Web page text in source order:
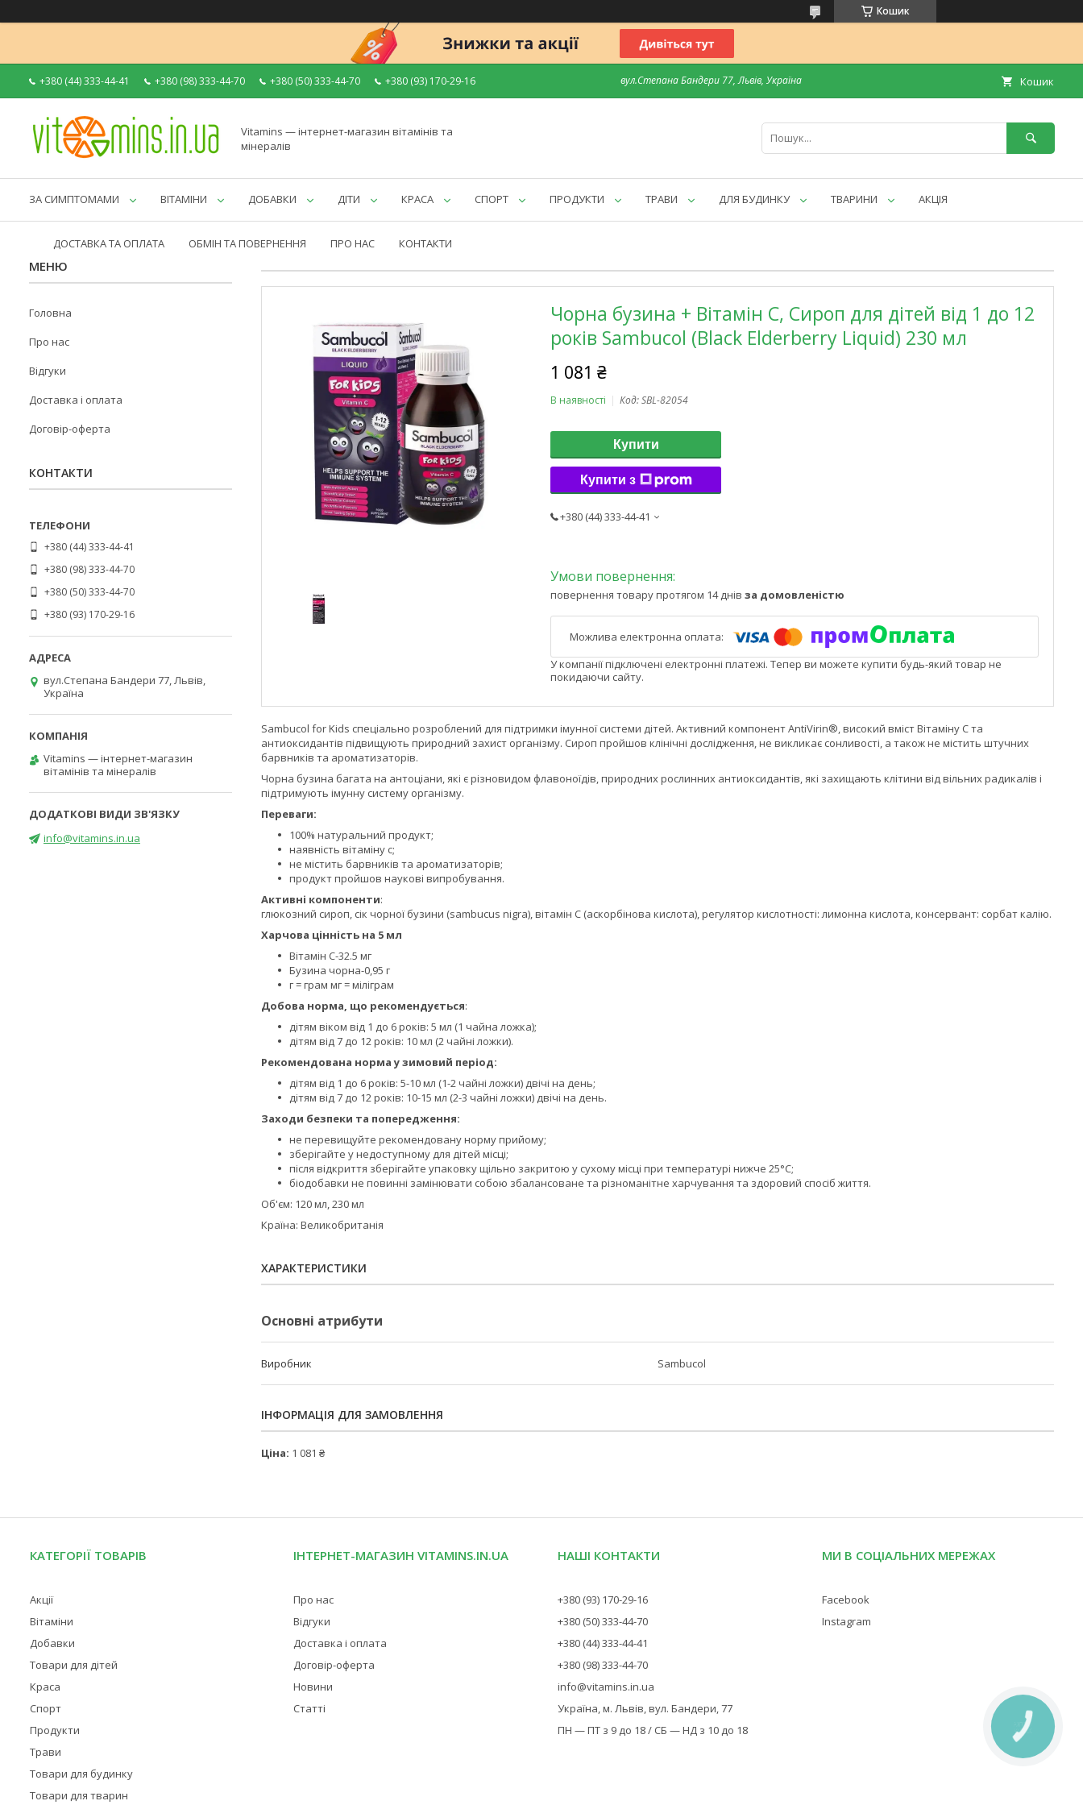
Кошик
+380 (44) 333-44-41 +380 (98) 333-44-70 +380 (50) 333-44-70 +380 (93) 170-29-16 вул.Степана Бандери 77, Львів, Україна Кошик
Vitamins — інтернет-магазин вітамінів та
мінералів
ЗА СИМПТОМАМИ ВІТАМІНИ ДОБАВКИ ДІТИ КРАСА СПОРТ ПРОДУКТИ ТРАВИ ДЛЯ БУДИНКУ ТВАРИНИ АКЦІЯ
ДОСТАВКА ТА ОПЛАТА ОБМІН ТА ПОВЕРНЕННЯ ПРО НАС КОНТАКТИ
Чорна бузина + Вітамін С, Сироп для дітей від 1 до 12
років Sambucol (Black Elderberry Liquid) 230 мл
1 081 ₴
В наявності Код:SBL-82054
Купити
Купити з
+380 (44) 333-44-41
повернення товару протягом 14 днів за домовленістю
У компанії підключені електронні платежі. Тепер ви можете купити будь-який товар не
покидаючи сайту.
Sambucol for Kids спеціально розроблений для підтримки імунної системи дітей. Активний компонент AntiVirin®, високий вміст Вітаміну С та
антиоксидантів підвищують природний захист організму. Сироп пройшов клінічні дослідження, не викликає сонливості, а також не містить штучних
барвників та ароматизаторів.
Чорна бузина багата на антоціани, які є різновидом флавоноїдів, природних рослинних антиоксидантів, які захищають клітини від вільних радикалів і
підтримують імунну систему організму.
Переваги:
100% натуральний продукт;
наявність вітаміну с;
не містить барвників та ароматизаторів;
продукт пройшов наукові випробування.
Активні компоненти:
глюкозний сироп, сік чорної бузини (sambucus nigra), вітамін С (аскорбінова кислота), регулятор кислотності: лимонна кислота, консервант: сорбат калію.
Харчова цінність на 5 мл
Вітамін С-32.5 мг
Бузина чорна-0,95 г
г = грам мг = міліграм
Добова норма, що рекомендується:
дітям віком від 1 до 6 років: 5 мл (1 чайна ложка);
дітям від 7 до 12 років: 10 мл (2 чайні ложки).
Рекомендована норма у зимовий період:
дітям від 1 до 6 років: 5-10 мл (1-2 чайні ложки) двічі на день;
дітям від 7 до 12 років: 10-15 мл (2-3 чайні ложки) двічі на день.
Заходи безпеки та попередження:
не перевищуйте рекомендовану норму прийому;
зберігайте у недоступному для дітей місці;
після відкриття зберігайте упаковку щільно закритою у сухому місці при температурі нижче 25°C;
біодобавки не повинні замінювати собою збалансоване та різноманітне харчування та здоровий спосіб життя.
Об'єм: 120 мл, 230 мл
Країна: Великобританія
ХАРАКТЕРИСТИКИ
Основні атрибути
Виробник Sambucol
ІНФОРМАЦІЯ ДЛЯ ЗАМОВЛЕННЯ
Ціна: 1 081 ₴
Головна
Про нас
Відгуки
Доставка і оплата
Договір-оферта
КОНТАКТИ
+380 (44) 333-44-41
+380 (98) 333-44-70
+380 (50) 333-44-70
+380 (93) 170-29-16
вул.Степана Бандери 77, Львів,
Україна
Vitamins — інтернет-магазин
вітамінів та мінералів
info@vitamins.in.ua
КАТЕГОРІЇ ТОВАРІВ
Акції
Вітаміни
Добавки
Товари для дітей
Краса
Спорт
Продукти
Трави
Товари для будинку
Товари для тварин
ІНТЕРНЕТ-МАГАЗИН VITAMINS.IN.UA
Про нас
Відгуки
Доставка і оплата
Договір-оферта
Новини
Статті
НАШІ КОНТАКТИ
+380 (93) 170-29-16
+380 (50) 333-44-70
+380 (44) 333-44-41
+380 (98) 333-44-70
info@vitamins.in.ua
Україна, м. Львів, вул. Бандери, 77
ПН — ПТ з 9 до 18 / СБ — НД з 10 до 18
МИ В СОЦІАЛЬНИХ МЕРЕЖАХ
Facebook
Instagram
КНОПКА
ЗВ'ЯЗКУ